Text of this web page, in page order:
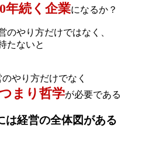
年続く企業になるか？
やり方だけではなく、
たないと
やり方だけでなく
まり哲学が必要である
は経営の全体図がある